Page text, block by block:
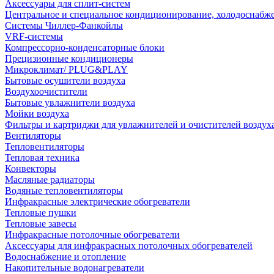
Аксессуары для сплит-систем
Центральное и специальное кондиционирование,
Системы Чиллер-Фанкойлы
VRF-системы
Компрессорно-конденсаторные блоки
Прецизионные кондиционеры
Микроклимат/ PLUG&PLAY
Бытовые осушители воздуха
Воздухоочистители
Бытовые увлажнители воздуха
Мойки воздуха
Фильтры и картриджи для увлажнителей и очистителей
Вентиляторы
Тепловентиляторы
Тепловая техника
Конвекторы
Масляные радиаторы
Водяные тепловентиляторы
Инфракрасные электрические обогреватели
Тепловые пушки
Тепловые завесы
Инфракрасные потолочные обогреватели
Аксессуары для инфракрасных потолочных обогревателей
Водоснабжение и отопление
Накопительные водонагреватели